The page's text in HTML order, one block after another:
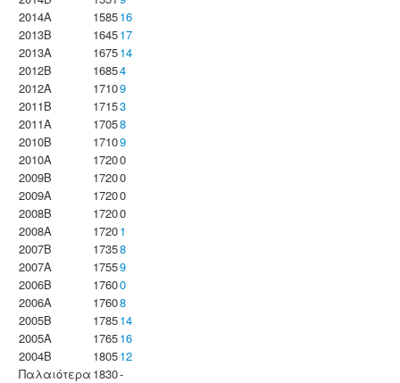
2014A
158516
2013B
164517
2013A
167514
2012B
16854
2012A
17109
2011B
17153
2011A
17058
2010B
17109
2010A
17200
2009B
17200
2009A
17200
2008B
17200
2008A
17201
2007B
17358
2007A
17559
2006B
17600
2006A
17608
2005B
178514
2005A
176516
2004B
180512
Παλαιότερα 1830-